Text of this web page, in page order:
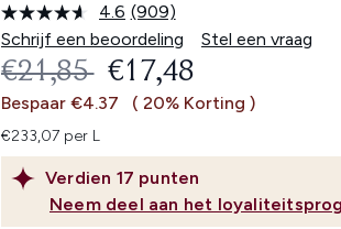
4.6 Lees
909
beoordelingen.
Dezelfde
paginalink.
(909)
Schrijf een beoordeling
Stel een vraag
Verdien 17 punten
Neem deel aan het
RECOMMENDED RETAIL
€21,85 HUIDIGE PRIJS:
€17,48
Bespaar €4.37 ( 20% Korting )
€233,07 per L